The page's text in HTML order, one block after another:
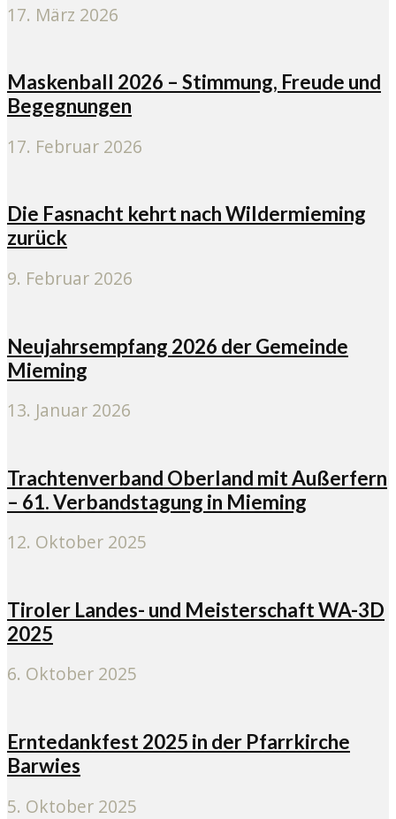
17. März 2026
Maskenball 2026 – Stimmung, Freude und
Begegnungen
17. Februar 2026
Die Fasnacht kehrt nach Wildermieming
zurück
9. Februar 2026
Neujahrsempfang 2026 der Gemeinde
Mieming
13. Januar 2026
Trachtenverband Oberland mit Außerfern
– 61. Verbandstagung in Mieming
12. Oktober 2025
Tiroler Landes- und Meisterschaft WA-3D
2025
6. Oktober 2025
Erntedankfest 2025 in der Pfarrkirche
Barwies
5. Oktober 2025